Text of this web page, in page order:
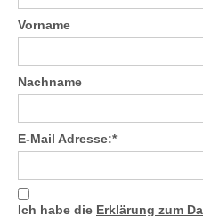
Vorname
Nachname
E-Mail Adresse:*
Ich habe die Erklärung zum